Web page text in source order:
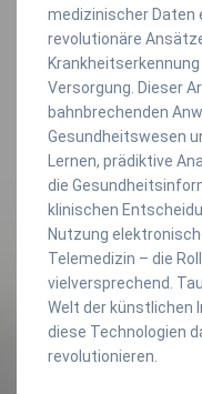
medizinischer Daten
revolutionäre
Versorgung. Dieser
bahnbrechenden
Gesundheitswesen
Lernen, prädiktive
die
klinischen
Nutzung
Telemedizin – die
vielversprechend.
Welt der künstlichen
diese Technologien
revolutionieren.